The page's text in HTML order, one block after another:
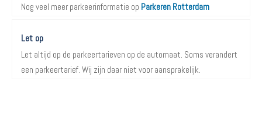
Nog veel meer parkeerinformatie op Parkeren Rotterdam
Let op
Let altijd op de parkeertarieven op de automaat. Soms verandert
een parkeertarief. Wij zijn daar niet voor aansprakelijk.